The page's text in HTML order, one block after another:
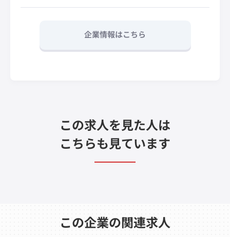
企業情報はこちら
この求人を見た人は
こちらも見ています
この企業の関連求人